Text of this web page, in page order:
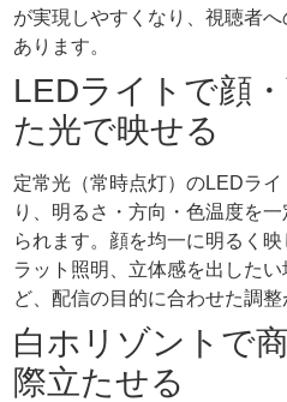
が実現しやすくなり、視聴者
あります。
LEDライトで顔
た光で映せる
定常光（常時点灯）のLEDラ
り、明るさ・方向・色温度を
られます。顔を均一に明るく
ラット照明、立体感を出した
ど、配信の目的に合わせた調整
白ホリゾントで
際立たせる